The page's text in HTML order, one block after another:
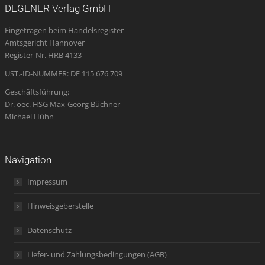
new
window
new
window
new
window
opens
in
new
new
DEGENER Verlag GmbH
Eingetragen beim Handelsregister
Amtsgericht Hannover
Register-Nr. HRB 4133
UST.-ID-NUMMER: DE 115 676 709
Geschäftsführung:
Dr. oec. HSG Max-Georg Büchner
Michael Hühn
Navigation
Impressum
Hinweisgeberstelle
Datenschutz
Liefer- und Zahlungsbedingungen (AGB)